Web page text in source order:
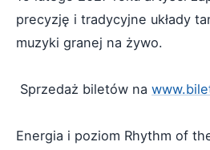
precyzję i tradycyjne układy
muzyki granej na żywo.
Sprzedaż biletów na
Energia i poziom Rhythm of